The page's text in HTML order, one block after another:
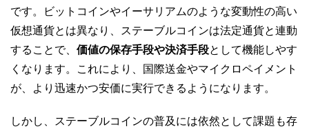
です。ビットコインやイーサリアムのような変動性の高い
仮想通貨とは異なり、ステーブルコインは法定通貨と連動
することで、 価値の保存手段や決済手段として機能しやす
くなります。これにより、国際送金やマイクロペイメント
が、より迅速かつ安価に実行できるようになります。
しかし、ステーブルコインの普及には依然として課題も存